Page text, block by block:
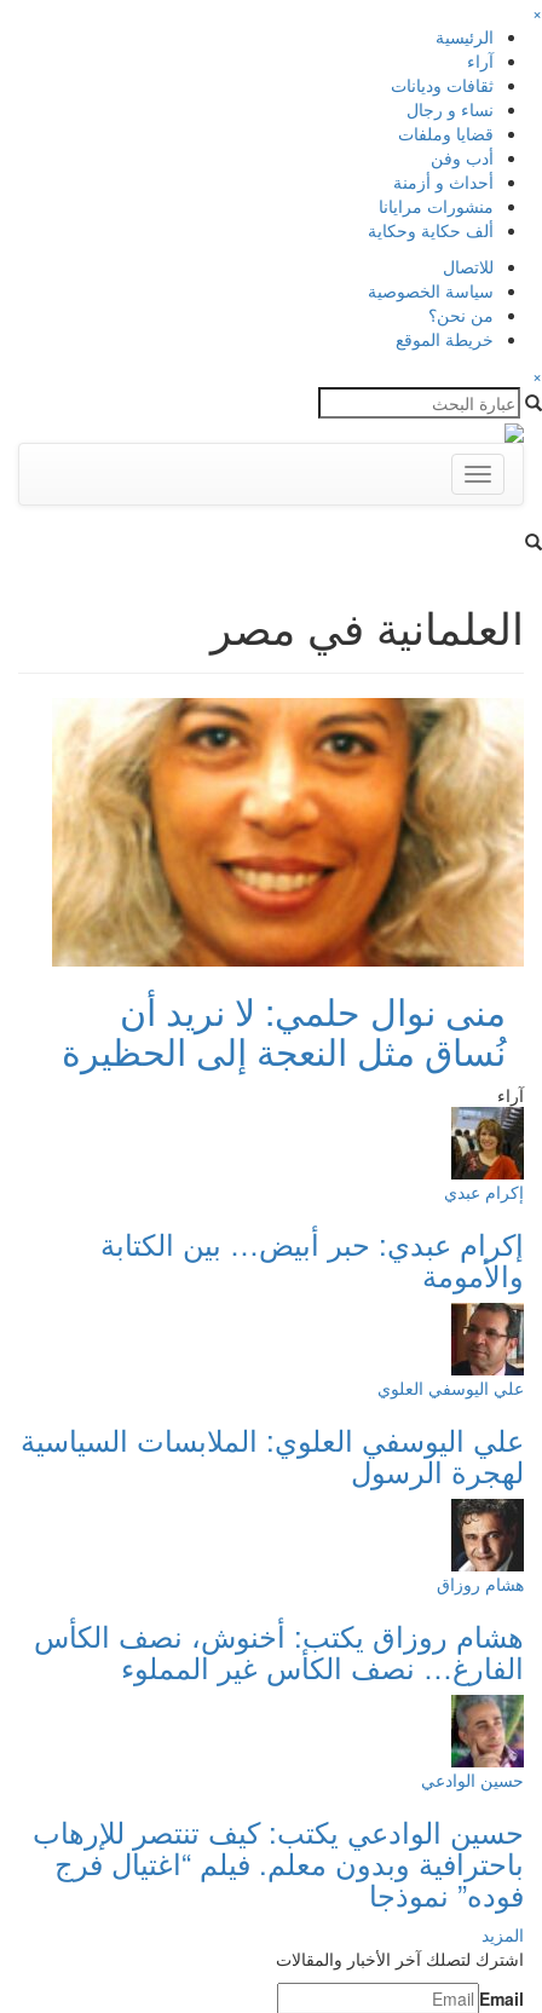
×
الرئيسية
آراء
ثقافات وديانات
نساء و رجال
قضايا وملفات
أدب وفن
أحداث و أزمنة
منشورات مرايانا
ألف حكاية وحكاية
للاتصال
سياسة الخصوصية
من نحن؟
خريطة الموقع
×
Toggle
navigation
العلمانية في مصر
منى نوال حلمي: لا نريد أن
نُساق مثل النعجة إلى الحظيرة
آراء
إكرام عبدي
إكرام عبدي: حبر أبيض… بين الكتابة
والأمومة
علي اليوسفي العلوي
علي اليوسفي العلوي: الملابسات السياسية
لهجرة الرسول
هشام روزاق
هشام روزاق يكتب: أخنوش، نصف الكأس
الفارغ… نصف الكأس غير المملوء
حسين الوادعي
حسين الوادعي يكتب: كيف تنتصر للإرهاب
باحترافية وبدون معلم. فيلم “اغتيال فرج
فوده” نموذجا
المزيد
اشترك لتصلك آخر الأخبار والمقالات
Email